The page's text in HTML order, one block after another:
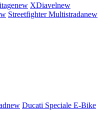
new XDiavelnew
StreetfighterMultistradanew
new Ducati Speciale E-Bike